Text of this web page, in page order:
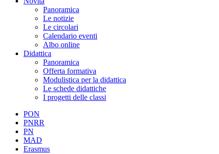
Panoramica
Le notizie
Le circolari
Calendario eventi
Albo online
Didattica
Panoramica
Offerta formativa
Modulistica per la didattica
Le schede didattiche
I progetti delle classi
PON
PNRR
PN
MAD
Erasmus